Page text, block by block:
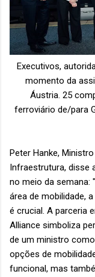
Executivos,
momento da
Áustria. 25
ferroviário de/para
Peter Hanke,
Infraestrutura, disse
no meio da semana:
área de mobilidade,
é crucial. A parceria
Alliance simboliza
de um ministro
opções de
funcional, mas